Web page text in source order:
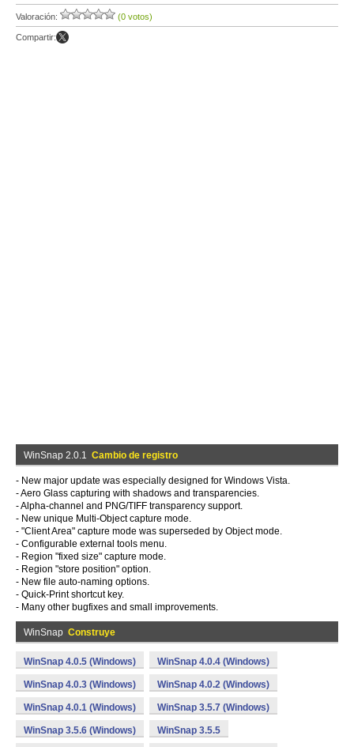
Valoración: (0 votos)
Compartir:
WinSnap 2.0.1 Cambio de registro
- New major update was especially designed for Windows Vista.
- Aero Glass capturing with shadows and transparencies.
- Alpha-channel and PNG/TIFF transparency support.
- New unique Multi-Object capture mode.
- "Client Area" capture mode was superseded by Object mode.
- Configurable external tools menu.
- Region "fixed size" capture mode.
- Region "store position" option.
- New file auto-naming options.
- Quick-Print shortcut key.
- Many other bugfixes and small improvements.
WinSnap Construye
WinSnap 4.0.5 (Windows) WinSnap 4.0.4 (Windows)
WinSnap 4.0.3 (Windows) WinSnap 4.0.2 (Windows)
WinSnap 4.0.1 (Windows) WinSnap 3.5.7 (Windows)
WinSnap 3.5.6 (Windows) WinSnap 3.5.5